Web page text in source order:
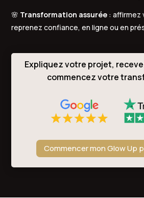
🌸 Transformation assurée :
reprenez confiance, en ligne ou en
Expliquez votre projet,
commencez votre
Commencer mon Glow Up